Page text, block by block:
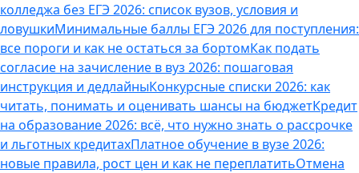
колледжа без ЕГЭ 2026: список вузов, условия и
ловушкиМинимальные баллы ЕГЭ 2026 для поступления:
все пороги и как не остаться за бортомКак подать
согласие на зачисление в вуз 2026: пошаговая
инструкция и дедлайныКонкурсные списки 2026: как
читать, понимать и оценивать шансы на бюджетКредит
на образование 2026: всё, что нужно знать о рассрочке
и льготных кредитахПлатное обучение в вузе 2026:
новые правила, рост цен и как не переплатитьОтмена